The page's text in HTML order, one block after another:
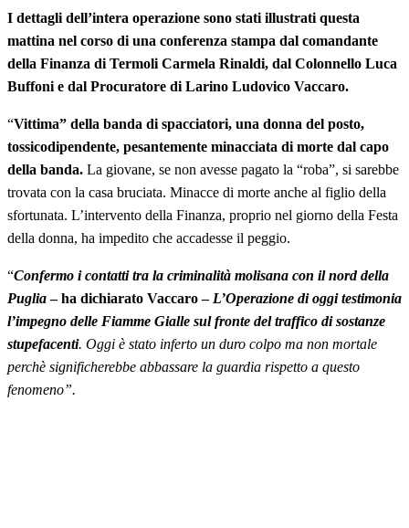
I dettagli dell’intera operazione sono stati illustrati questa
mattina nel corso di una conferenza stampa dal comandante
della Finanza di Termoli Carmela Rinaldi, dal Colonnello Luca
Buffoni e dal Procuratore di Larino Ludovico Vaccaro.
“Vittima” della banda di spacciatori, una donna del posto,
tossicodipendente, pesantemente minacciata di morte dal capo
della banda. La giovane, se non avesse pagato la “roba”, si sarebbe
trovata con la casa bruciata. Minacce di morte anche al figlio della
sfortunata. L’intervento della Finanza, proprio nel giorno della Festa
della donna, ha impedito che accadesse il peggio.
“Confermo i contatti tra la criminalità molisana con il nord della
Puglia– ha dichiarato Vaccaro – L’Operazione di oggi testimonia
l’impegno delle Fiamme Gialle sul fronte del traffico di sostanze
stupefacenti. Oggi è stato inferto un duro colpo ma non mortale
perchè significherebbe abbassare la guardia rispetto a questo
fenomeno”.